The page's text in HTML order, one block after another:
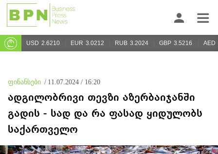
USD 2.6210 EUR 3.0212 RUB 3.2024 GBP 3.5216 AED
ფინანსები / 11.07.2024 / 16:20
ადგილობრივი თევზი აზერბაიჯანში
გადის - სად და რა ფასად ყიდულობს
საქართველო